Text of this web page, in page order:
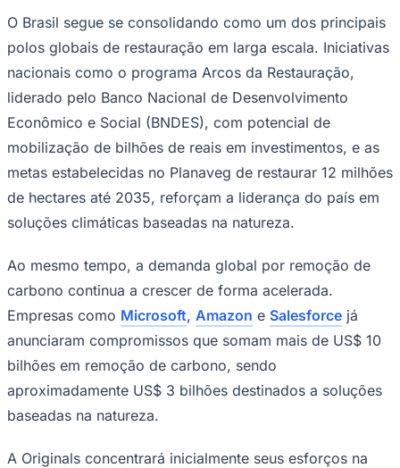
O Brasil segue se consolidando como um dos principais
polos globais de restauração em larga escala. Iniciativas
nacionais como o programa Arcos da Restauração,
liderado pelo Banco Nacional de Desenvolvimento
Econômico e Social (BNDES), com potencial de
mobilização de bilhões de reais em investimentos, e as
metas estabelecidas no Planaveg de restaurar 12 milhões
de hectares até 2035, reforçam a liderança do país em
soluções climáticas baseadas na natureza.
Ao mesmo tempo, a demanda global por remoção de
carbono continua a crescer de forma acelerada.
Empresas como Microsoft, Amazon e Salesforce já
anunciaram compromissos que somam mais de US$ 10
bilhões em remoção de carbono, sendo
aproximadamente US$ 3 bilhões destinados a soluções
baseadas na natureza.
A Originals concentrará inicialmente seus esforços na